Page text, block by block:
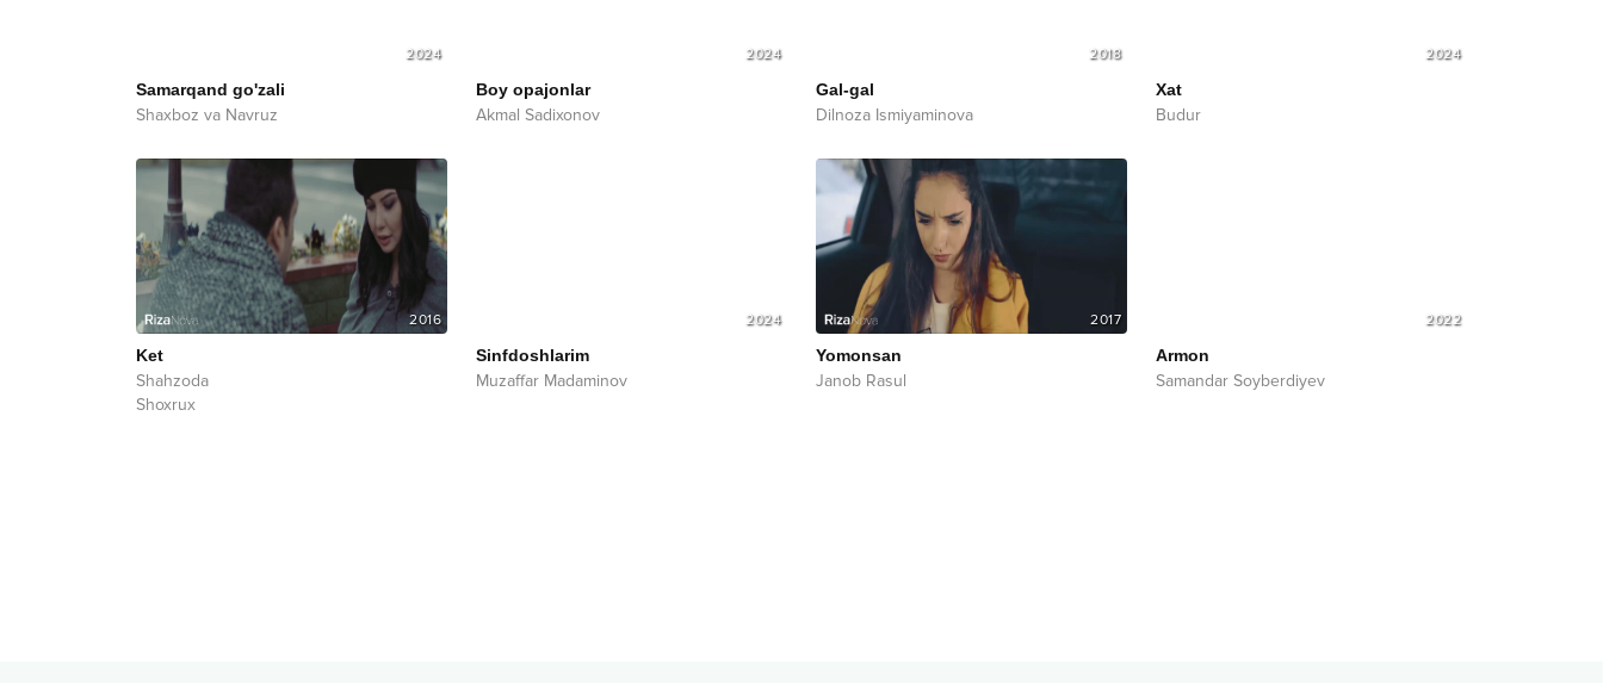
2024
Samarqand go'zali
Shaxboz va Navruz
2024
Boy opajonlar
Akmal Sadixonov
2018
Gal-gal
Dilnoza Ismiyaminova
2024
Xat
Budur
2016
Ket
Shahzoda
Shoxrux
2024
Sinfdoshlarim
Muzaffar Madaminov
2017
Yomonsan
Janob Rasul
2022
Armon
Samandar Soyberdiyev